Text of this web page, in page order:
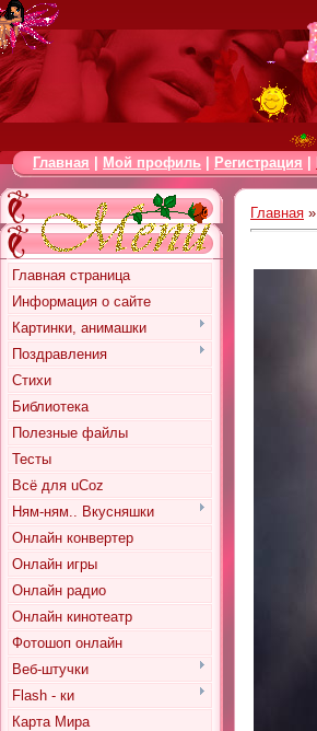
Главная Мой профиль Регистрация
Главная страница
Информация о сайте
Картинки, анимашки
Поздравления
Стихи
Библиотека
Полезные файлы
Тесты
Всё для uCoz
Ням-ням.. Вкусняшки
Онлайн конвертер
Онлайн игры
Онлайн радио
Онлайн кинотеатр
Фотошоп онлайн
Веб-штучки
Flash - ки
Карта Мира
Главная »